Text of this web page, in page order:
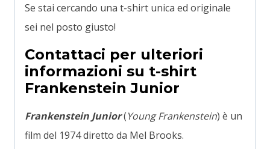
Se stai cercando una t-shirt unica ed originale
sei nel posto giusto!
Contattaci per ulteriori
informazioni su t-shirt
Frankenstein Junior
Frankenstein Junior(Young Frankenstein) è un
film del 1974 diretto da Mel Brooks.